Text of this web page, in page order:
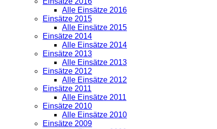
Alle Einsätze 2016
Einsätze 2015
Alle Einsätze 2015
Einsätze 2014
Alle Einsätze 2014
Einsätze 2013
Alle Einsätze 2013
Einsätze 2012
Alle Einsätze 2012
Einsätze 2011
Alle Einsätze 2011
Einsätze 2010
Alle Einsätze 2010
Einsätze 2009